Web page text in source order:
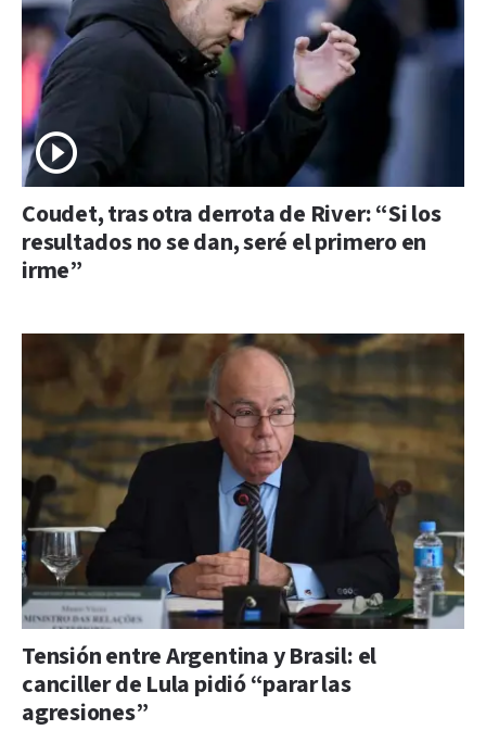
Coudet, tras otra derrota de River: “Si los
resultados no se dan, seré el primero en
irme”
Tensión entre Argentina y Brasil: el
canciller de Lula pidió “parar las
agresiones”